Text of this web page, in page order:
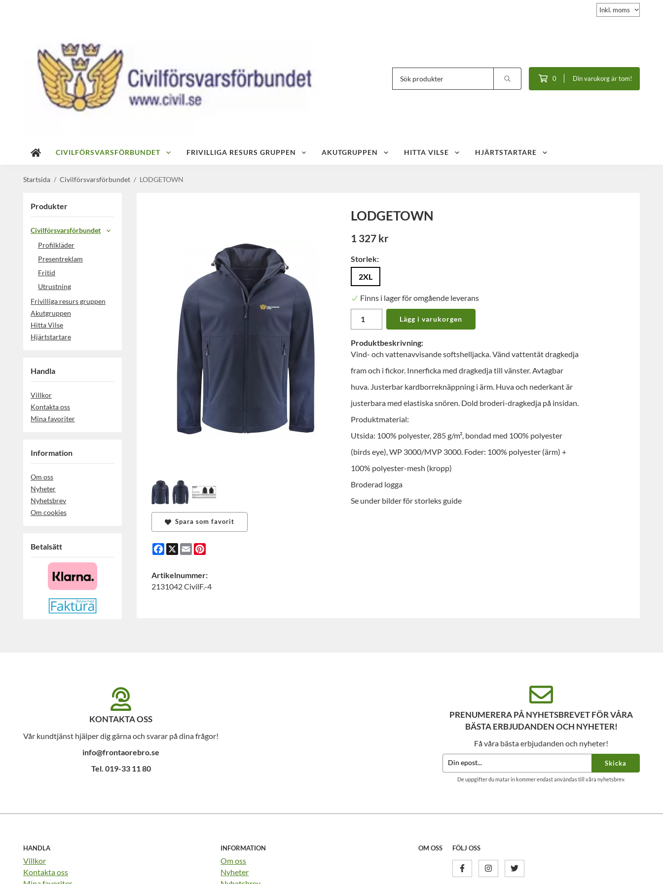
0 Din varukorg är tom!
CIVILFÖRSVARSFÖRBUNDET FRIVILLIGA RESURS GRUPPEN AKUTGRUPPEN HITTA VILSE HJÄRTSTARTARE
Startsida / Civilförsvarsförbundet / LODGETOWN
Produkter
Civilförsvarsförbundet
Profilkläder
Presentreklam
Fritid
Utrustning
Frivilliga resurs gruppen
Akutgruppen
Hitta Vilse
Hjärtstartare
Handla
Villkor
Kontakta oss
Mina favoriter
Information
Om oss
Nyheter
Nyhetsbrev
Om cookies
Betalsätt
LODGETOWN
1 327 kr
Storlek:
2XL
Finns i lager för omgående leverans
Lägg i varukorgen
Produktbeskrivning:
Vind- och vattenavvisande softshelljacka. Vänd vattentät dragkedja
fram och i fickor. Innerficka med dragkedja till vänster. Avtagbar
huva. Justerbar kardborreknäppning i ärm. Huva och nederkant är
justerbara med elastiska snören. Dold broderi-dragkedja på insidan.
Produktmaterial:
Utsida: 100% polyester, 285 g/m², bondad med 100% polyester
(birds eye), WP 3000/MVP 3000. Foder: 100% polyester (ärm) +
100% polyester-mesh (kropp)
Broderad logga
Se under bilder för storleks guide
Spara som favorit
Facebook
X Email
Artikelnummer:
2131042 CivilF.-4
KONTAKTA OSS
Vår kundtjänst hjälper dig gärna och svarar på dina frågor!
info@frontaorebro.se
Tel. 019-33 11 80
PRENUMERERA PÅ NYHETSBREVET FÖR VÅRA
BÄSTA ERBJUDANDEN OCH NYHETER!
Få våra bästa erbjudanden och nyheter!
Skicka
De uppgifter du matar in kommer endast användas till våra nyhetsbrev.
HANDLA
Villkor
Kontakta oss
INFORMATION
Om oss
Nyheter
OM OSS FÖLJ OSS